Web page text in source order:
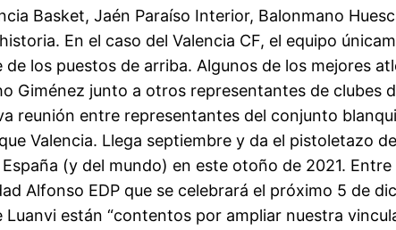
Basket, Jaén Paraíso Interior, Balonmano
En el caso del Valencia CF, el equipo
los puestos de arriba. Algunos de los mejores
Giménez junto a otros representantes de clubes
reunión entre representantes del conjunto
Valencia. Llega septiembre y da el pistoletazo
(y del mundo) en este otoño de 2021. Entre
Alfonso EDP que se celebrará el próximo 5 de
están “contentos por ampliar nuestra